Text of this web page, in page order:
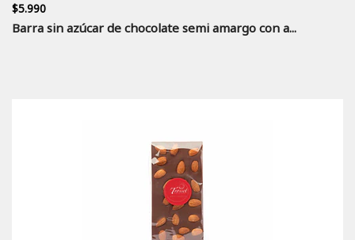
$5.990
Barra sin azúcar de chocolate semi amargo con a...